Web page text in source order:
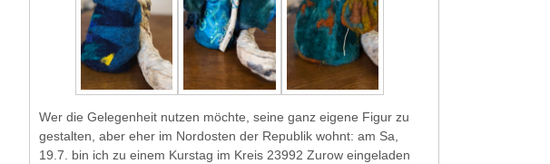
Wer die Gelegenheit nutzen möchte, seine ganz eigene Figur zu
gestalten, aber eher im Nordosten der Republik wohnt: am Sa,
19.7. bin ich zu einem Kurstag im Kreis 23992 Zurow eingeladen